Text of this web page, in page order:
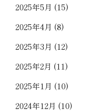
2025年5月 (15)
2025年4月 (8)
2025年3月 (12)
2025年2月 (11)
2025年1月 (10)
2024年12月 (10)